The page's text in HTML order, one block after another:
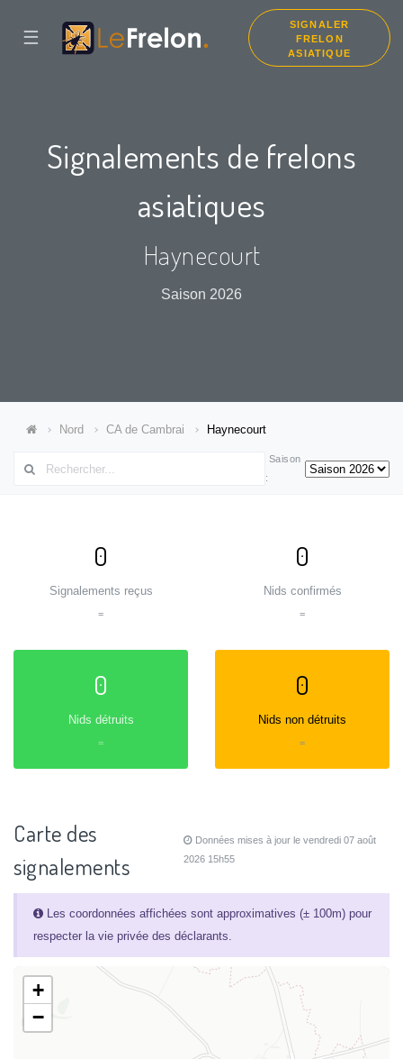
☰
SIGNALER
FRELON
ASIATIQUE
Signalements de frelons
asiatiques
Haynecourt
Saison 2026
Nord CA de Cambrai Haynecourt
Saison
:
0
Signalements reçus
=
0
Nids confirmés
=
0
Nids détruits
=
0
Nids non détruits
=
Carte des
signalements
Données mises à jour le vendredi 07 août
2026 15h55
Les coordonnées affichées sont approximatives (± 100m) pour
respecter la vie privée des déclarants.
+
−